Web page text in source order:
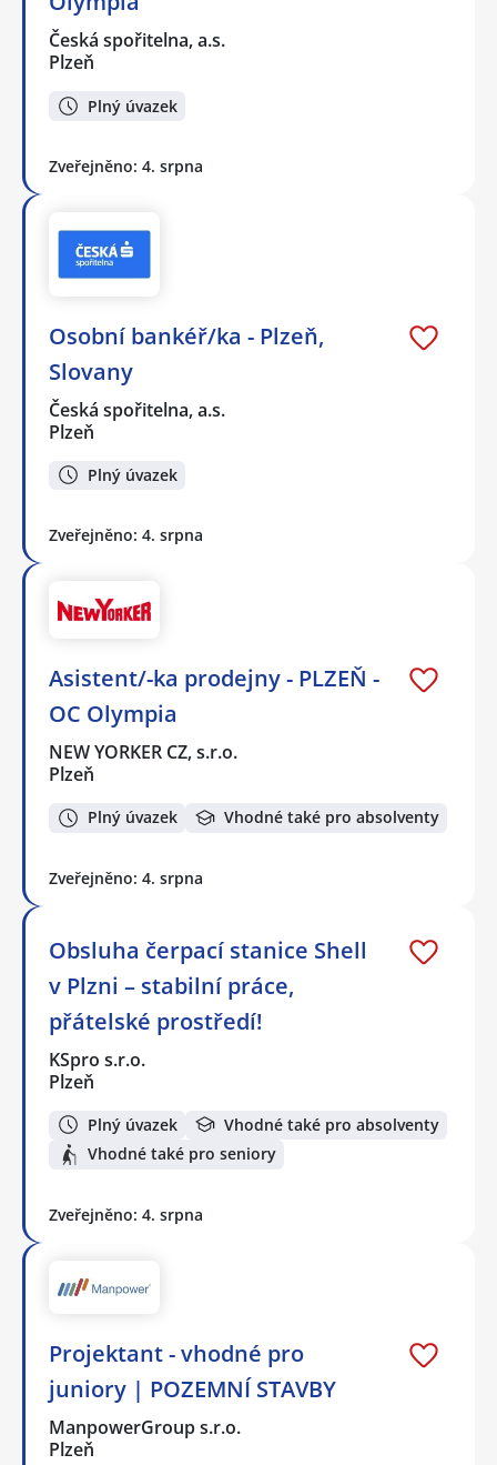
Česká spořitelna, a.s.
Plzeň
Plný úvazek
Zveřejněno: 4. srpna
Osobní bankéř/ka - Plzeň,
Slovany
Česká spořitelna, a.s.
Plzeň
Plný úvazek
Zveřejněno: 4. srpna
Asistent/-ka prodejny - PLZEŇ -
OC Olympia
NEW YORKER CZ, s.r.o.
Plzeň
Plný úvazek Vhodné také pro absolventy
Zveřejněno: 4. srpna
Obsluha čerpací stanice Shell
v Plzni – stabilní práce,
přátelské prostředí!
KSpro s.r.o.
Plzeň
Plný úvazek
Vhodné také pro absolventy
Vhodné také pro seniory
Zveřejněno: 4. srpna
Projektant - vhodné pro
juniory | POZEMNÍ STAVBY
ManpowerGroup s.r.o.
Plzeň